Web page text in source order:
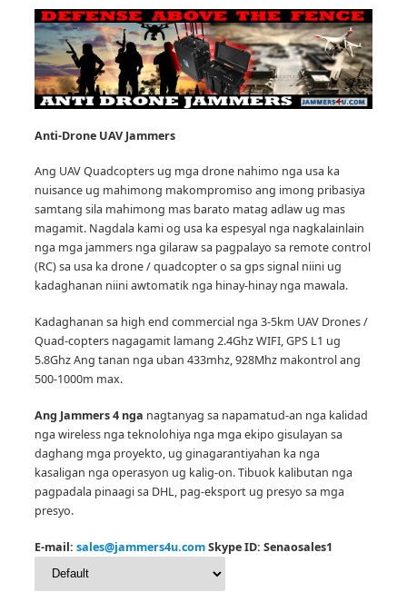
Anti-Drone UAV Jammers
Ang UAV Quadcopters ug mga drone nahimo nga usa ka
nuisance ug mahimong makompromiso ang imong pribasiya
samtang sila mahimong mas barato matag adlaw ug mas
magamit. Nagdala kami og usa ka espesyal nga nagkalainlain
nga mga jammers nga gilaraw sa pagpalayo sa remote control
(RC) sa usa ka drone / quadcopter o sa gps signal niini ug
kadaghanan niini awtomatik nga hinay-hinay nga mawala.
Kadaghanan sa high end commercial nga 3-5km UAV Drones /
Quad-copters nagagamit lamang 2.4Ghz WIFI, GPS L1 ug
5.8Ghz Ang tanan nga uban 433mhz, 928Mhz makontrol ang
500-1000m max.
Ang Jammers 4 nga nagtanyag sa napamatud-an nga kalidad
nga wireless nga teknolohiya nga mga ekipo gisulayan sa
daghang mga proyekto, ug ginagarantiyahan ka nga
kasaligan nga operasyon ug kalig-on.Tibuok kalibutan nga
pagpadala pinaagi sa DHL, pag-eksport ug presyo sa mga
presyo.
E-mail: sales@jammers4u.comSkype ID: Senaosales1